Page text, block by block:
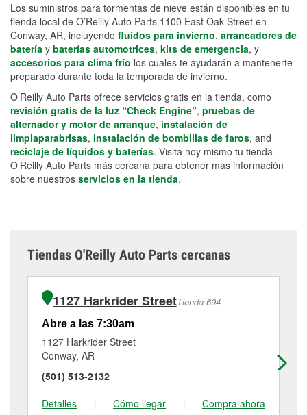
Los suministros para tormentas de nieve están disponibles en tu
tienda local de O’Reilly Auto Parts 1100 East Oak Street en
Conway, AR, incluyendo fluidos para invierno, arrancadores de
batería y baterías automotrices, kits de emergencia, y
accesorios para clima frío los cuales te ayudarán a mantenerte
preparado durante toda la temporada de invierno.
O’Reilly Auto Parts ofrece servicios gratis en la tienda, como
revisión gratis de la luz “Check Engine”, pruebas de
alternador y motor de arranque, instalación de
limpiaparabrisas, instalación de bombillas de faros, and
reciclaje de líquidos y baterías. Visita hoy mismo tu tienda
O’Reilly Auto Parts más cercana para obtener más información
sobre nuestros servicios en la tienda.
Tiendas O'Reilly Auto Parts cercanas
1127 Harkrider StreetTienda 694
Abre a las 7:30am
1127 Harkrider Street
Conway, AR
(501) 513-2132
Detalles
| Cómo llegar | Compra ahora